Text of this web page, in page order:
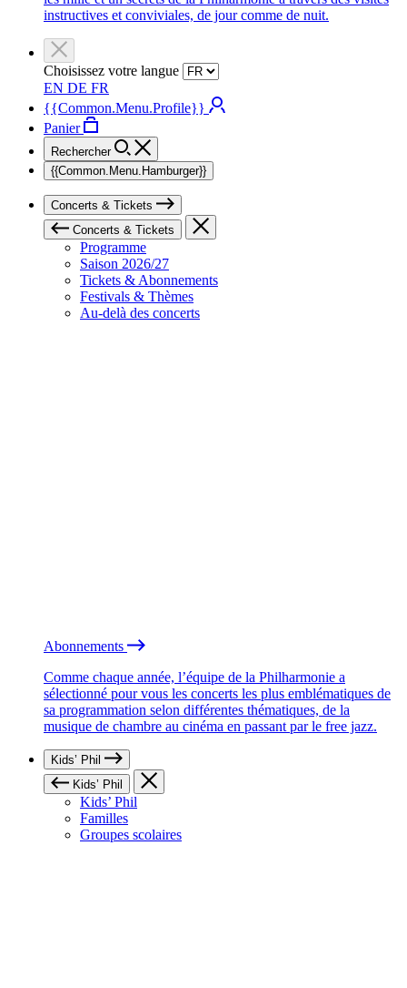
instructives et conviviales, de jour comme de nuit.
Choisissez votre langue
EN DE FR
{{Common.Menu.Profile}}
Panier
Rechercher
{{Common.Menu.Hamburger}}
Concerts & Tickets
Concerts & Tickets
Programme
Saison 2026/27
Tickets & Abonnements
Festivals & Thèmes
Au-delà des concerts
Abonnements
Comme chaque année, l’équipe de la Philharmonie a
sélectionné pour vous les concerts les plus emblématiques de
sa programmation selon différentes thématiques, de la
musique de chambre au cinéma en passant par le free jazz.
Kids’ Phil
Kids’ Phil
Kids’ Phil
Familles
Groupes scolaires